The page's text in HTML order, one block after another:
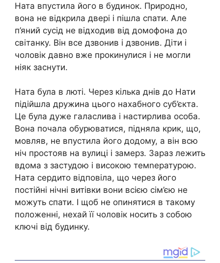
Ната впустила його в будинок. Природно,
вона не відкрила двері і пішла спати. Але
п’яний сусід не відходив від домофона до
світанку. Він все дзвонив і дзвонив. Діти і
чоловік давно вже прокинулися і не могли
ніяк заснути.
Ната була в люті. Через кілька днів до Нати
підійшла дружина цього нахабного суб’єкта.
Це була дуже галаслива і настирлива особа.
Вона почала обурюватися, підняла крик, що,
мовляв, не впустила його додому, а він всю
ніч простояв на вулиці і замерз. Зараз лежить
вдома з застудою і високою темnературою.
Ната сердито відповіла, що через його
постійні нічні витівки вони всією сім’єю не
можуть спати. І щоб не опинятися в такому
положенні, нехай її чоловік носить з собою
ключі від будинку.